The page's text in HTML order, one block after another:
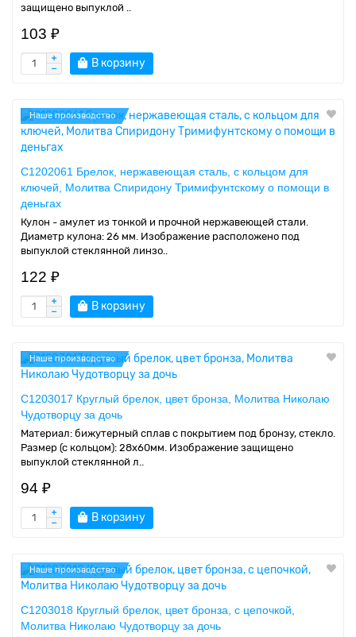
защищено выпуклой ..
103 ₽
В корзину
Наше производство
C1202061 Брелок, нержавеющая сталь, с кольцом для
ключей, Молитва Спиридону Тримифунтскому о помощи в
деньгах
Кулон - амулет из тонкой и прочной нержавеющей стали.
Диаметр кулона: 26 мм. Изображение расположено под
выпуклой стеклянной линзо..
122 ₽
В корзину
Наше производство
C1203017 Круглый брелок, цвет бронза, Молитва Николаю
Чудотворцу за дочь
Материал: бижутерный сплав с покрытием под бронзу, стекло.
Размер (с кольцом): 28х60мм. Изображение защищено
выпуклой стеклянной л..
94 ₽
В корзину
Наше производство
C1203018 Круглый брелок, цвет бронза, с цепочкой,
Молитва Николаю Чудотворцу за дочь